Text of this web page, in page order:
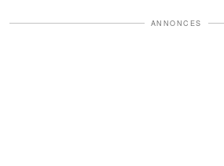
ANNONCES